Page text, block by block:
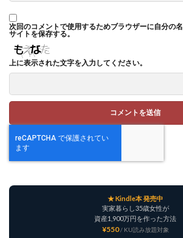
次回のコメントで使用するためブラウザーに自分の名
サイトを保存する。
上に表示された文字を入力してください。
★ Kindle本 発売中
実家暮らし35歳女性が
資産1,900万円を作った方法
¥550 / KU読み放題対象